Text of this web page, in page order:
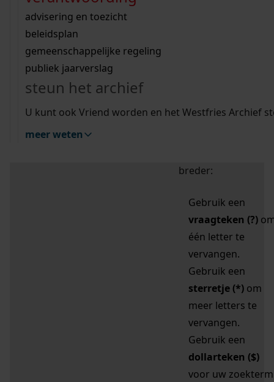
bouwvergunningen
omgevingsvergunningen
vergunningen
beeld en geluid
uitleg nodig?
Wij helpen u op weg met een aantal zoektips.
bekijk alle zoektips
Wij helpen u op weg met een aantal zoektips.
bekijk alle zoektips
bekijk ons geschiedenislokaal
advisering en toezicht
beleidsplan
gemeenschappelijke regeling
publiek jaarverslag
steun het archief
U kunt ook Vriend worden en het Westfries Archief
meer weten
zoektips
Mijn Studiezaal (inloggen)
uw zoekopdracht te
breder:
Gebruik een
vraagteken (?)
één letter te
vervangen.
Gebruik een
sterretje (*) om
meer letters te
vervangen.
Gebruik een
dollarteken ($)
voor uw zoekterm